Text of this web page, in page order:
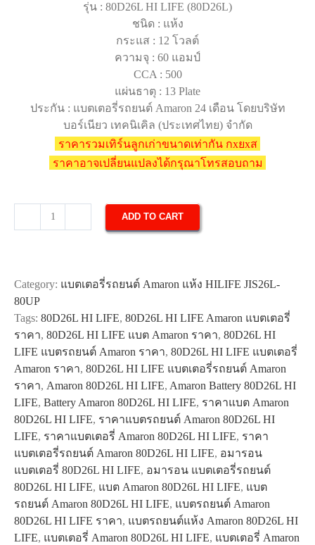
รุ่น : 80D26L HI LIFE (80D26L)
ชนิด : แห้ง
กระแส : 12 โวลต์
ความจุ : 60 แอมป์
CCA : 500
แผ่นธาตุ : 13 Plate
ประกัน : แบตเตอรี่รถยนต์ Amaron 24 เดือน โดยบริษัท
บอร์เนียว เทคนิเคิล (ประเทศไทย) จำกัด
ราคารวมเทิร์นลูกเก่าขนาดเท่ากัน กxยxส
ราคาอาจเปลี่ยนแปลงได้กรุณาโทรสอบถาม
HI
quantity
ADD TO CART
Category: แบตเตอรี่รถยนต์ Amaron แห้ง HILIFE JIS26L-
80UP
Tags: 80D26L HI LIFE, 80D26L HI LIFE Amaron แบตเตอรี่
ราคา, 80D26L HI LIFE แบต Amaron ราคา, 80D26L HI
LIFE แบตรถยนต์ Amaron ราคา, 80D26L HI LIFE แบตเตอรี่
Amaron ราคา, 80D26L HI LIFE แบตเตอรี่รถยนต์ Amaron
ราคา, Amaron 80D26L HI LIFE, Amaron Battery 80D26L HI
LIFE, Battery Amaron 80D26L HI LIFE, ราคาแบต Amaron
80D26L HI LIFE, ราคาแบตรถยนต์ Amaron 80D26L HI
LIFE, ราคาแบตเตอรี่ Amaron 80D26L HI LIFE, ราคา
แบตเตอรี่รถยนต์ Amaron 80D26L HI LIFE, อมารอน
แบตเตอรี่ 80D26L HI LIFE, อมารอน แบตเตอรี่รถยนต์
80D26L HI LIFE, แบต Amaron 80D26L HI LIFE, แบต
รถยนต์ Amaron 80D26L HI LIFE, แบตรถยนต์ Amaron
80D26L HI LIFE ราคา, แบตรถยนต์แห้ง Amaron 80D26L HI
LIFE, แบตเตอรี่ Amaron 80D26L HI LIFE, แบตเตอรี่ Amaron